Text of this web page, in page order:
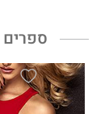
ספרים